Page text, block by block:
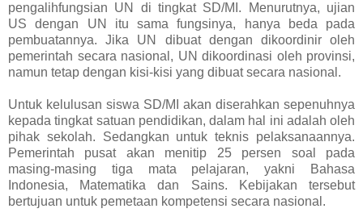
pengalihfungsian UN di tingkat SD/MI. Menurutnya, ujian
US dengan UN itu sama fungsinya, hanya beda pada
pembuatannya. Jika UN dibuat dengan dikoordinir oleh
pemerintah secara nasional, UN dikoordinasi oleh provinsi,
namun tetap dengan kisi-kisi yang dibuat secara nasional.
Untuk kelulusan siswa SD/MI akan diserahkan sepenuhnya
kepada tingkat satuan pendidikan, dalam hal ini adalah oleh
pihak sekolah. Sedangkan untuk teknis pelaksanaannya.
Pemerintah pusat akan menitip 25 persen soal pada
masing-masing tiga mata pelajaran, yakni Bahasa
Indonesia, Matematika dan Sains. Kebijakan tersebut
bertujuan untuk pemetaan kompetensi secara nasional.